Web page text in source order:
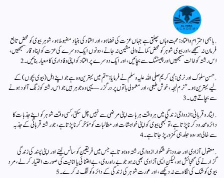
. باہمی احترام واعتماد:محبت وہاں پھلتی ہے جہاں عزت کی فضا ہو، اور اعتماد کی بنیاد مضبوط ہو، شوہر بیوی کو محض تابع
فرمان نہ سمجھے، اور بیوی شوہر کو محض کمانے والی مشین نہ جانے، دونوں ایک دوسرے کی عزت کو اپنا وقار سمجھیں،
اس رشتہ کو امانت سمجھیں اور چیٹنگ سے بچائیں، اور ایک دوسرے پر اعتماد کو اپنی وفاداری کا معیار بنائیں۔2
. حسنِ سلوک اور نرمی:نبی کریم صلی اللہ علیہ وسلم نے فرمایا: "تم میں بہترین وہ ہے جو اپنے اہل (بیوی بچوں) کے
لیے بہترین ہو۔” نرم لہجہ، خوش طبعی، اور معمولی باتوں پر درگزر—یہی وہ جوہر ہیں جو اس رشتہ کو زنگ آلود ہونے
سے بچاتے ہیں۔3
. ایثار و قربانی:ازدواجی زندگی میں ہر وقت ہر بات اپنی مرضی سے نہیں چل سکتی، کسی وقت شوہر کو اپنے جذبات کا
دائرہ محدود کرنا پڑتا ہے، تو کبھی بیوی کو اپنی خواہشات اور مطالبات کو مؤخر کرنا پڑتا ہے، جو رشتہ قربانی کے جذبہ
سے خالی ہو، وہ جلد ہی کمزور پڑ جاتا ہے۔4
. معقول آزادی اور حدود:خوشگوار ازدواجی رشتہ وہ ہوتا ہے جس میں فریقین کو سانس لینے اور اپنی پسند کی زندگی
گزارنے کی گنجائش ہو، لیکن ایسی آزادی بھی نہ ہو جو بے راہ روی، بے اعتنائی یا انانیت کی صورت اختیار کر لے، مرد
بیوی کو شک کی نگاہ سے نہ دیکھے، اور عورت شوہر کی زندگی کے دائرہ کو تنگ نہ کرے۔5